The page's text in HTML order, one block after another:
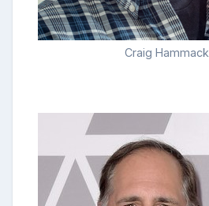
Craig Hammack